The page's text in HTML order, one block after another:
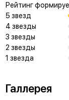
Рейтинг
5 звезд
4 звезды
3 звезды
2 звезды
1 звезда
Галлерея